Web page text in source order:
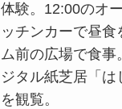
体験。12:00のオ
ッチンカーで昼食
ム前の広場で食事
ジタル紙芝居「は
を観覧。